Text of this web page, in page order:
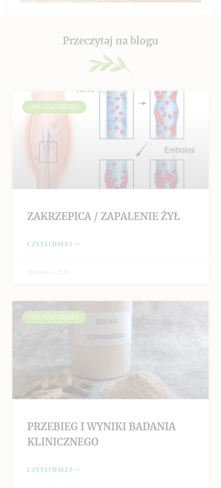
Przeczytaj na blogu
UNCATEGORIZED
ZAKRZEPICA / ZAPALENIE ŻYŁ
CZYTAJ DALEJ >>
26 czerwca, 2024
UNCATEGORIZED
PRZEBIEG I WYNIKI BADANIA
KLINICZNEGO
CZYTAJ DALEJ >>